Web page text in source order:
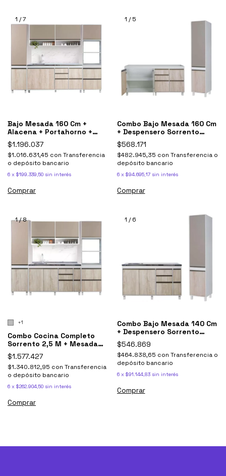
1 /7
Bajo Mesada 160 Cm +
Alacena + Portahorno +
Tolva Sorrento
$1.196.037
$1.016.631,45 con Transferencia
o depósito bancario
6 x $199.339,50 sin interés
Comprar
1 /5
Combo Bajo Mesada 160 Cm
+ Despensero Sorrento
Ricchezze
$568.171
$482.945,35 con Transferencia o
depósito bancario
6 x $94.695,17 sin interés
Comprar
1/8
+1
Combo Cocina Completo
Sorrento 2,5 M + Mesada
Johnson Acero
$1.577.427
$1.340.812,95 con Transferencia
o depósito bancario
6 x $262.904,50 sin interés
Comprar
1 /6
Combo Bajo Mesada 140 Cm
+ Despensero Sorrento
Ricchezze
$546.869
$464.838,65 con Transferencia o
depósito bancario
6 x $91.144,83 sin interés
Comprar